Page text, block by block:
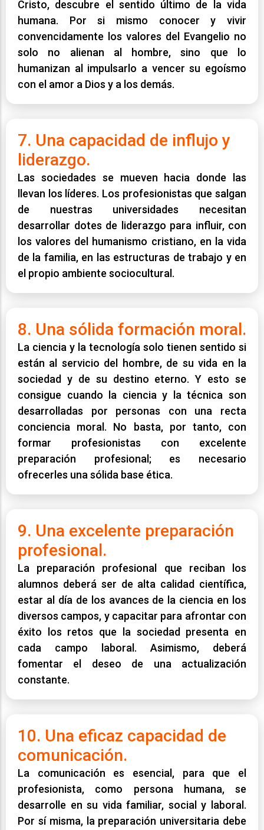
Cristo, descubre el sentido último de la vida
humana. Por si mismo conocer y vivir
convencidamente los valores del Evangelio no
solo no alienan al hombre, sino que lo
humanizan al impulsarlo a vencer su egoísmo
con el amor a Dios y a los demás.
7. Una capacidad de influjo y
liderazgo.
Las sociedades se mueven hacia donde las
llevan los líderes. Los profesionistas que salgan
de nuestras universidades necesitan
desarrollar dotes de liderazgo para influir, con
los valores del humanismo cristiano, en la vida
de la familia, en las estructuras de trabajo y en
el propio ambiente sociocultural.
8. Una sólida formación moral.
La ciencia y la tecnología solo tienen sentido si
están al servicio del hombre, de su vida en la
sociedad y de su destino eterno. Y esto se
consigue cuando la ciencia y la técnica son
desarrolladas por personas con una recta
conciencia moral. No basta, por tanto, con
formar profesionistas con excelente
preparación profesional; es necesario
ofrecerles una sólida base ética.
9. Una excelente preparación
profesional.
La preparación profesional que reciban los
alumnos deberá ser de alta calidad científica,
estar al día de los avances de la ciencia en los
diversos campos, y capacitar para afrontar con
éxito los retos que la sociedad presenta en
cada campo laboral. Asimismo, deberá
fomentar el deseo de una actualización
constante.
10. Una eficaz capacidad de
comunicación.
La comunicación es esencial, para que el
profesionista, como persona humana, se
desarrolle en su vida familiar, social y laboral.
Por sí misma, la preparación universitaria debe